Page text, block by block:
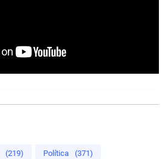
(219) Política (371)